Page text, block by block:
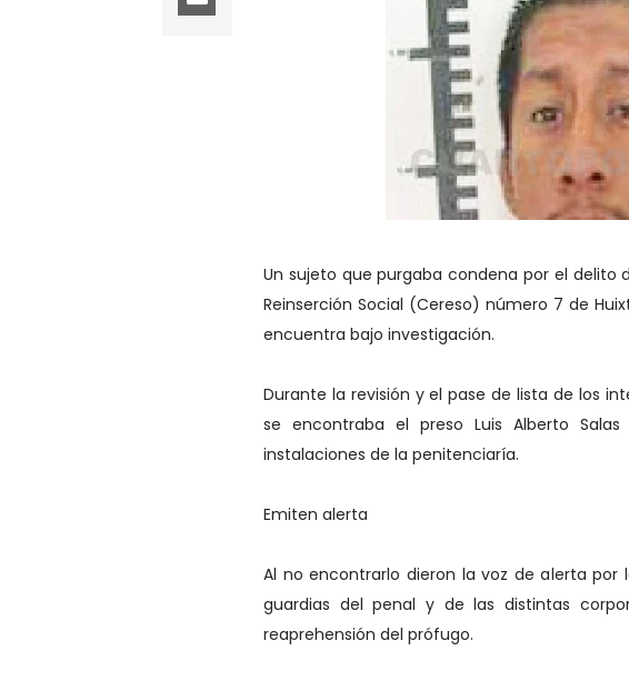
Un sujeto que purgaba condena por el delito
Reinserción Social (Cereso) número 7 de
encuentra bajo investigación.
Durante la revisión y el pase de lista de los
se encontraba el preso Luis Alberto
instalaciones de la penitenciaría.
Emiten alerta
Al no encontrarlo dieron la voz de alerta
guardias del penal y de las distintas
reaprehensión del prófugo.